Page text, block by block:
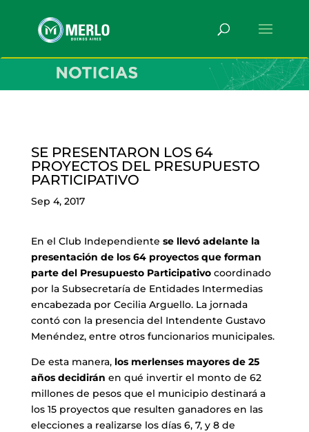
SE PRESENTARON LOS 64
PROYECTOS DEL PRESUPUESTO
PARTICIPATIVO
Sep 4, 2017
En el Club Independiente se llevó adelante la
presentación de los 64 proyectos que forman
parte del Presupuesto Participativocoordinado
por la Subsecretaría de Entidades Intermedias
encabezada por Cecilia Arguello. La jornada
contó con la presencia del Intendente Gustavo
Menéndez, entre otros funcionarios municipales.
De esta manera, los merlenses mayores de 25
años decidirán en qué invertir el monto de 62
millones de pesos que el municipio destinará a
los 15 proyectos que resulten ganadores en las
elecciones a realizarse los días 6, 7, y 8 de